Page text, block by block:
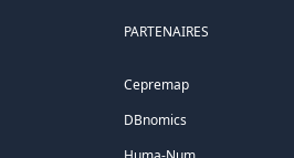
PARTENAIRES
Cepremap
DBnomics